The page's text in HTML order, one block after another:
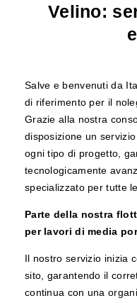
Velino:
Salve e benvenuti da
di riferimento per il
Grazie alla nostra
disposizione un
ogni tipo di progetto,
tecnologicamente
specializzato per tutte
Parte della nostra
per lavori di media
Il nostro servizio inizia
sito, garantendo il
continua con una